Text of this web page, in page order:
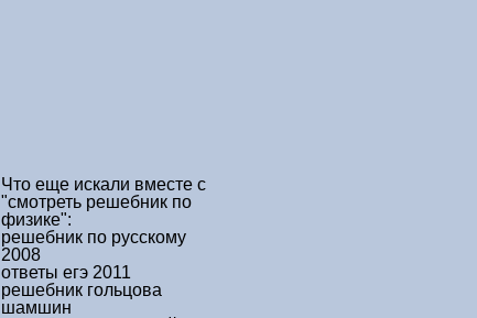
Что еще искали вместе с
"смотреть решебник по
физике":
решебник по русскому
2008
ответы егэ 2011
решебник гольцова
шамшин